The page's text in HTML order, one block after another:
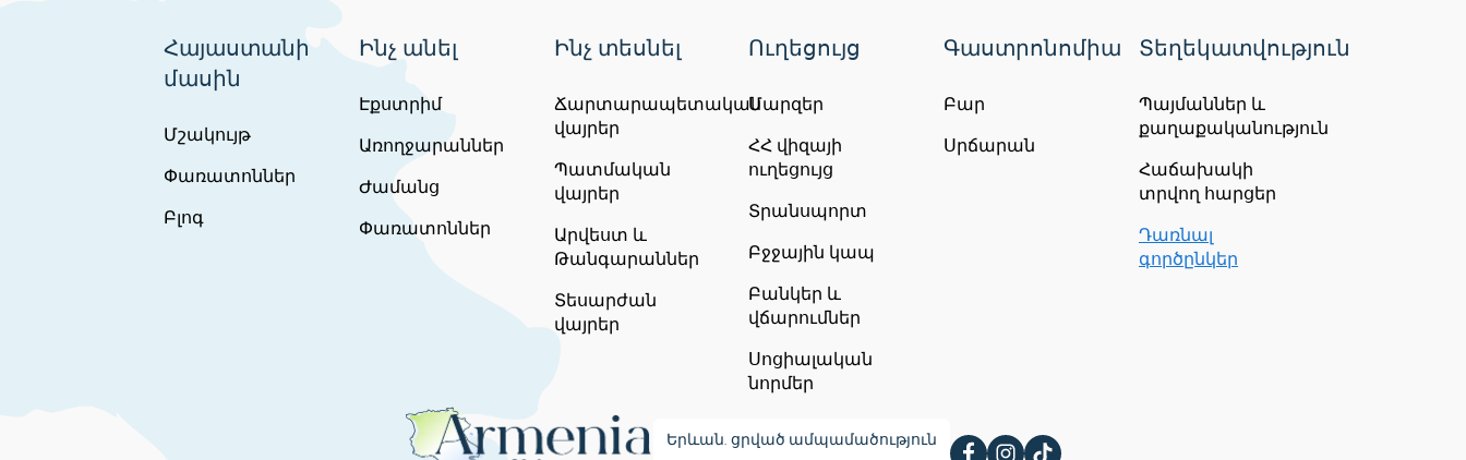
Երևան. ցրված ամպամածություն
Հայաստանի
մասին
Մշակույթ
Փառատոններ
Բլոգ
Ինչ անել
Էքստրիմ
Առողջարաններ
Ժամանց
Փառատոններ
Ինչ տեսնել
Ճարտարապետական
վայրեր
Պատմական
վայրեր
Արվեստ և
Թանգարաններ
Տեսարժան
վայրեր
Ուղեցույց
Մարզեր
ՀՀ վիզայի
ուղեցույց
Տրանսպորտ
Բջջային կապ
Բանկեր և
վճարումներ
Սոցիալական
նորմեր
Գաստրոնոմիա
Բար
Սրճարան
Տեղեկատվություն
Պայմաններ և
քաղաքականություն
Հաճախակի
տրվող հարցեր
Դառնալ
գործընկեր